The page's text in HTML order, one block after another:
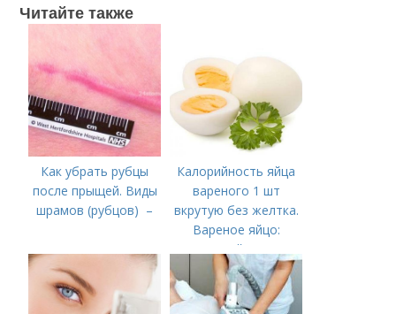
Читайте также
Как убрать рубцы
после прыщей. Виды
шрамов (рубцов) –
Калорийность яйца
вареного 1 шт
вкрутую без желтка.
Вареное яйцо:
калорийность